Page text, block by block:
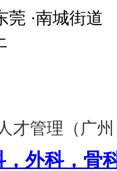
莞 ·南城街道
才管理（广
，外科，骨